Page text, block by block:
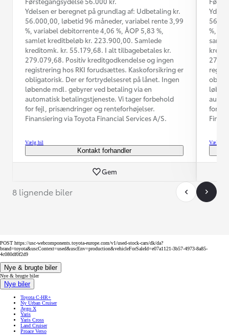
Ydelsen er beregnet på grundlag af: Udbetaling kr.
56.000,00, løbetid 96 måneder, variabel rente 3,99
%, variabel debitorrente 4,06 %, ÅOP 5,83 %,
samlet kreditbeløb kr. 223.900,00. Samlede
kreditomk. kr. 55.179,68. I alt tilbagebetales kr.
279.079,68. Positiv kreditgodkendelse og ingen
registrering hos RKI forudsættes. Kaskoforsikring er
obligatorisk. Der er fortrydelsesret på lånet. Ingen
løbende mdl. gebyrer ved betaling via en
automatisk betalingstjeneste. Vi tager forbehold
for fejl, prisændringer og renteforhøjelser.
Finansiering via Toyota Financial Services A/S.
Vælg bil
Kontakt forhandler
Gem
%,
for
Vælg bil
8 lignende biler
POST https://usc-webcomponents.toyota-europe.com/v1/used-stock-cars/dk/da?
brand=toyota&uscContext=used&uscEnv=production&vehicleForSaleId=e07a1121-3b57-4973-8a85-
4c080df0f2d9
Nye & brugte biler
Nye & brugte biler
Nye biler
Toyota C-HR+
Ny Urban Cruiser
Aygo X
Yaris
Yaris Cross
Land Cruiser
Proace Verso